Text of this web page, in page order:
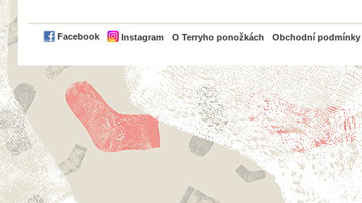
Facebook Instagram O Terryho ponožkách Obchodní podmínky
PayPal